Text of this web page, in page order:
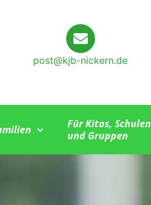
post@kjb-nickern.de
Für Kitas, Schulen
und Gruppen